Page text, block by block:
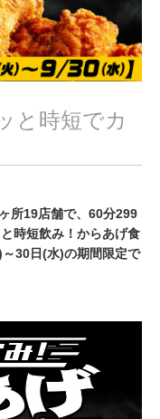
と時短でカ
所19店舗で、60分299
時短飲み！からあげ食
30日(水)の期間限定で